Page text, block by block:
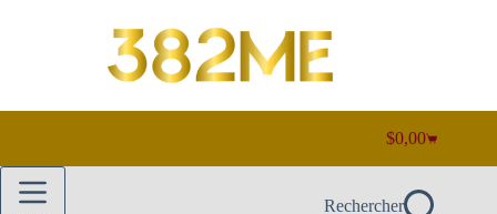
Panier
d’achat
$0,00
Rechercher